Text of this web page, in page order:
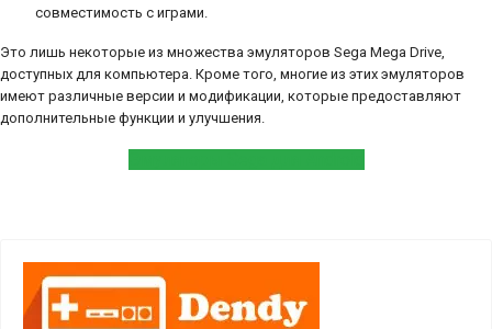
совместимость с играми.
Это лишь некоторые из множества эмуляторов Sega Mega Drive,
доступных для компьютера. Кроме того, многие из этих эмуляторов
имеют различные версии и модификации, которые предоставляют
дополнительные функции и улучшения.